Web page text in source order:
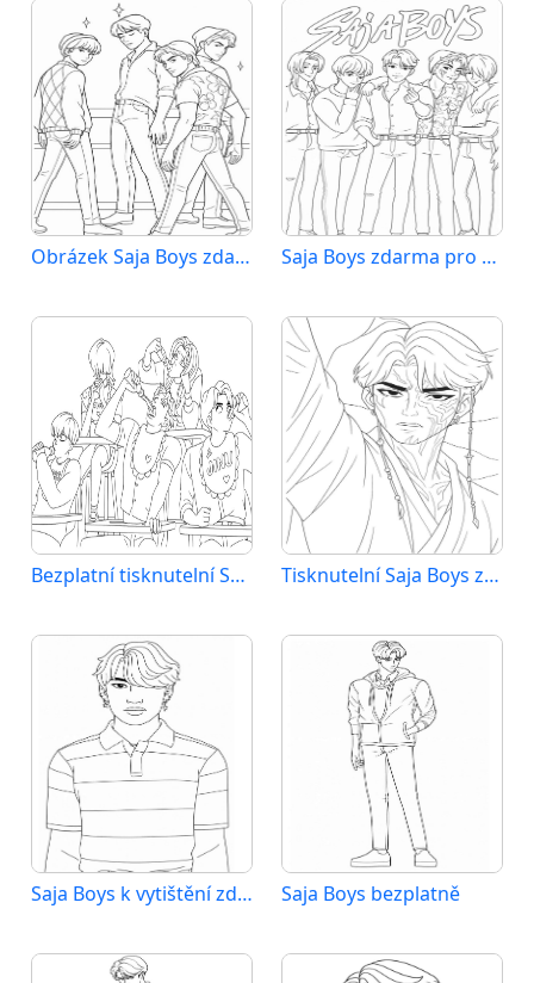
Obrázek Saja Boys zdarma Saja Boys zdarma pro děti
Bezplatní tisknutelní Saja Boys Tisknutelní Saja Boys zdarma
Saja Boys k vytištění zdarma Saja Boys bezplatně